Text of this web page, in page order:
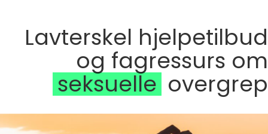
Lavterskel hjelpetilbud
og fagressurs om
seksuelle overgrep